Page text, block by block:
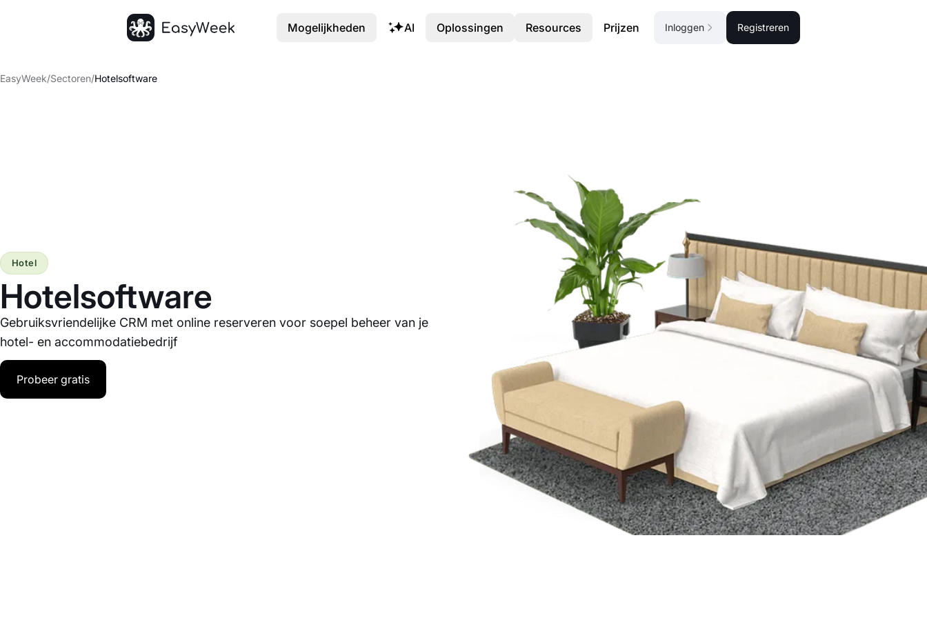
EasyWeek/Sectoren/Hotelsoftware
Hotelsoftware
Gebruiksvriendelijke CRM met online reserveren voor soepel beheer van je
hotel- en accommodatiebedrijf
Hotel
Probeer gratis
Mogelijkheden AI Oplossingen Resources Prijzen Inloggen Registreren